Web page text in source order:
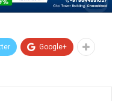
Google+